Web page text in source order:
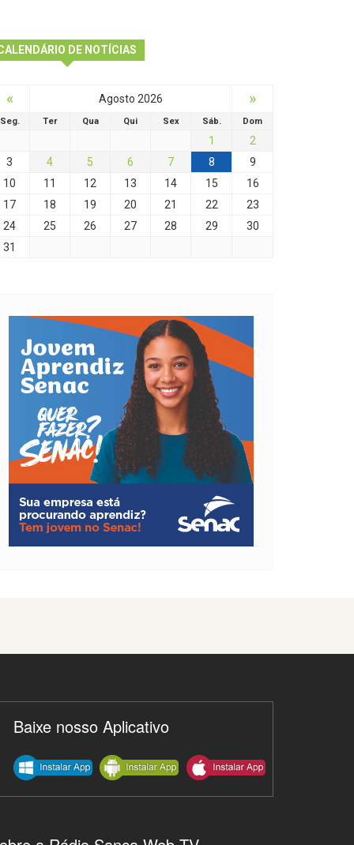
DE NOTÍCIAS
« Agosto 2026 »
Seg. Ter Qua Qui Sex Sáb. Dom
1
2
3
4 5 6 7 8
9
10
11 12 13 14 15
16
17
18 19 20 21 22
23
24
25 26 27 28 29
30
31
Baixe nosso Aplicativo